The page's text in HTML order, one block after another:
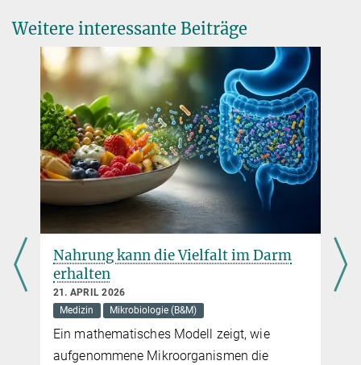
Timothy D. Spector, Amanda L. Muehlbauer, Nina Marchi, Hyena
Kang, Lisa Maier, Ran Blekhman, Laure Ségurel, GwangPyo Ko,
Nicholas D. Youngblut, Peter Kremsner, Ruth E. Ley
Codiversification of gut microbiota with humans.
Science, Vol. 377, Issue 6612 (2022)
DOI
Weitere interessante Beiträge
Nahrung kann die Vielfalt im Darm
erhalten
21. APRIL 2026
Medizin
Mikrobiologie (B&M)
Ein mathematisches Modell zeigt, wie
aufgenommene Mikroorganismen die